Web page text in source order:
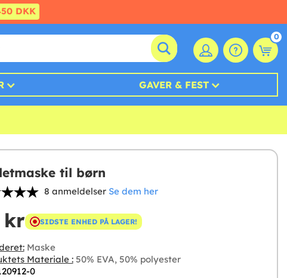
DKK
0
GAVER & FEST
til børn
8 anmeldelser Se dem her
kr SIDSTE ENHED PÅ LAGER!
Maske
Materiale :50% EVA, 50% polyester
0